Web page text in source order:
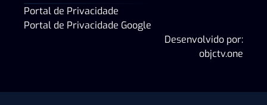
Portal de Privacidade
Portal de Privacidade Google
Desenvolvido por:
objctv.one